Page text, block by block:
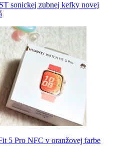
sonickej zubnej kefky novej
5 Pro NFC v oranžovej farbe